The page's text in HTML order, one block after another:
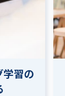
学習の